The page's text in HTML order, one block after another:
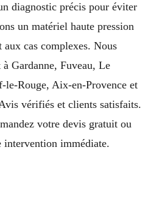
diagnostic précis pour éviter
un matériel haute pression
aux cas complexes. Nous
Gardanne, Fuveau, Le
le-Rouge, Aix-en-Provence et
vérifiés et clients satisfaits.
votre devis gratuit ou
intervention immédiate.